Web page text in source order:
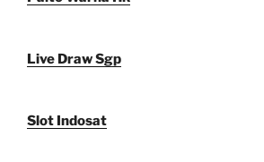
Live Draw Sgp
Slot Indosat